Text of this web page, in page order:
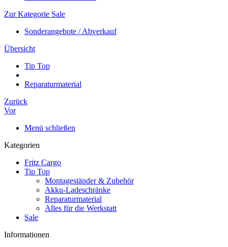
Zur Kategorie Sale
Sonderangebote / Abverkauf
Übersicht
Tip Top
Reparaturmaterial
Zurück
Vor
Menü schließen
Kategorien
Fritz Cargo
Tip Top
Montageständer & Zubehör
Akku-Ladeschränke
Reparaturmaterial
Alles für die Werkstatt
Sale
Informationen